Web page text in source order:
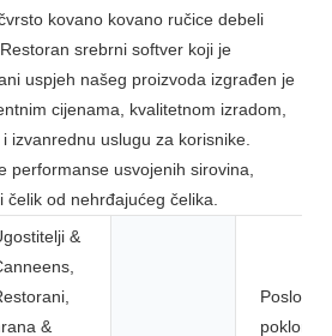
kovano kovano ručice debeli
srebrni softver koji je
uspjeh našeg proizvoda izgrađen je
cijenama, kvalitetnom izradom,
izvanrednu uslugu za korisnike.
performanse usvojenih sirovina,
od nehrđajućeg čelika.
&
&
Poslovni
pokloni,